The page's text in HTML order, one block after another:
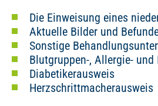
Die Einweisung eines
Aktuelle Bilder und
Sonstige
Blutgruppen-, Allergie-
Diabetikerausweis
Herzschrittmacherausweis